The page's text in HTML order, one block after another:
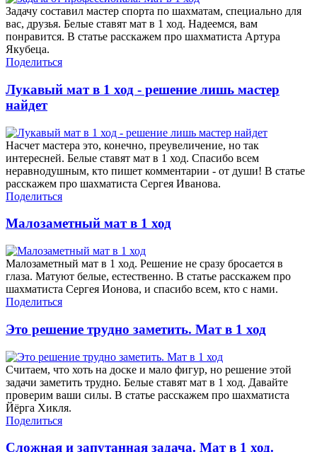
Задачу составил мастер спорта по шахматам, специально для
вас, друзья. Белые ставят мат в 1 ход. Надеемся, вам
понравится. В статье расскажем про шахматиста Артура
Якубеца.
Поделиться
Лукавый мат в 1 ход - решение лишь мастер
найдет
Насчет мастера это, конечно, преувеличение, но так
интересней. Белые ставят мат в 1 ход. Спасибо всем
неравнодушным, кто пишет комментарии - от души! В статье
расскажем про шахматиста Сергея Иванова.
Поделиться
Малозаметный мат в 1 ход
Малозаметный мат в 1 ход. Решение не сразу бросается в
глаза. Матуют белые, естественно. В статье расскажем про
шахматиста Сергея Ионова, и спасибо всем, кто с нами.
Поделиться
Это решение трудно заметить. Мат в 1 ход
Считаем, что хоть на доске и мало фигур, но решение этой
задачи заметить трудно. Белые ставят мат в 1 ход. Давайте
проверим ваши силы. В статье расскажем про шахматиста
Йёрга Хикля.
Поделиться
Сложная и запутанная задача. Мат в 1 ход.